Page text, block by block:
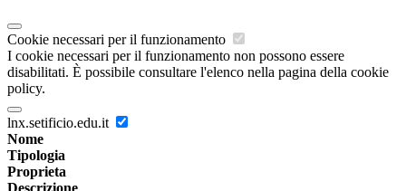
Cookie necessari per il funzionamento
I cookie necessari per il funzionamento non possono essere
disabilitati. È possibile consultare l'elenco nella pagina della cookie
policy.
lnx.setificio.edu.it
Nome
Tipologia
Proprieta
Descrizione